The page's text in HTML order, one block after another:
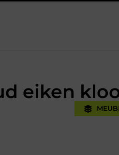
eiken